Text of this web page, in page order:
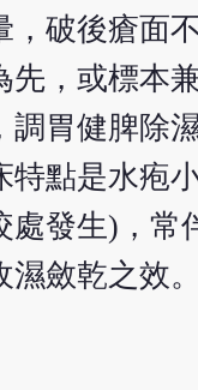
，破後瘡面
先，或標本
胃健脾除
特點是水疱
處發生)，常
斂乾之效。